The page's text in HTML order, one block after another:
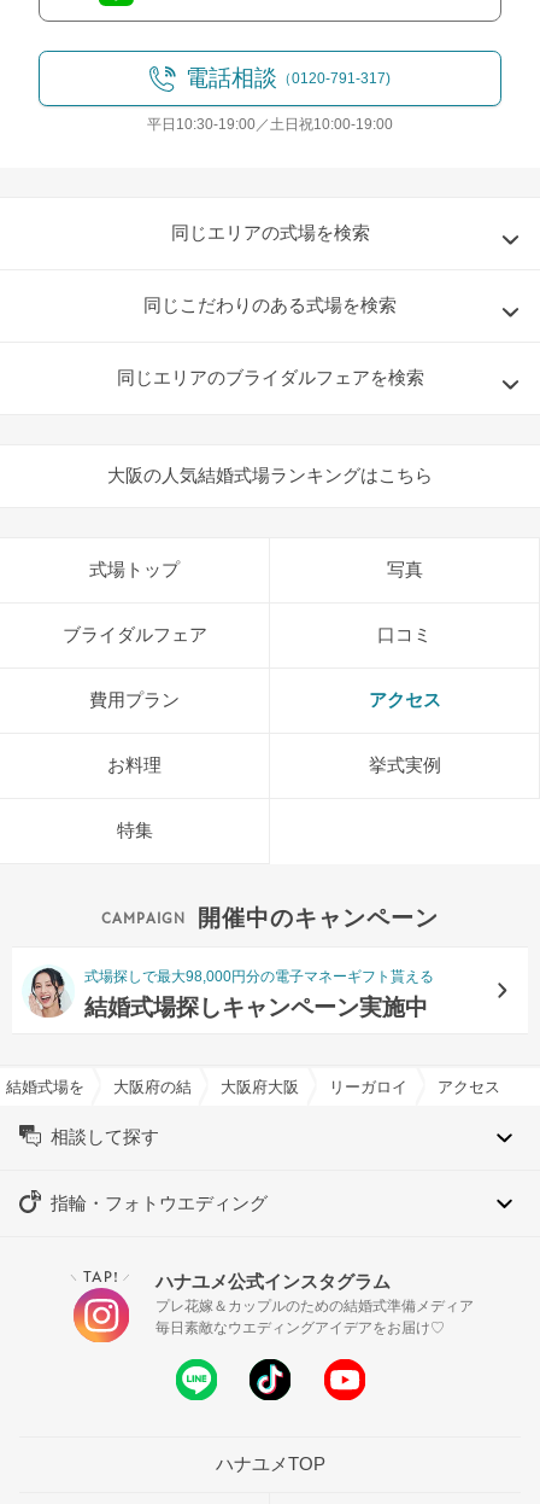
電話相談 （0120-791-317)
平日10:30-19:00／土日祝10:00-19:00
同じエリアの式場を検索
同じこだわりのある式場を検索
同じエリアのブライダルフェアを検索
大阪の人気結婚式場ランキングはこちら
式場トップ 写真
ブライダルフェア 口コミ
費用プラン アクセス
お料理 挙式実例
特集
開催中のキャンペーン
式場探しで最大98,000円分の電子マネーギフト貰える
結婚式場探しキャンペーン実施中
結婚式場を探すならハナユメ
大阪府の結婚式場一覧大阪府大阪市の結婚式場一覧リーガロイヤルホテル大阪
アクセス
相談して探す
指輪・フォトウエディング
＼ TAP! ／ ハナユメ公式インスタグラム
プレ花嫁＆カップルのための結婚式準備メディア
毎日素敵なウエディングアイデアをお届け♡
ハナユメTOP